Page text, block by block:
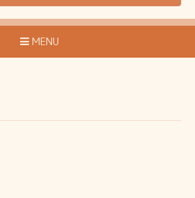
MENU